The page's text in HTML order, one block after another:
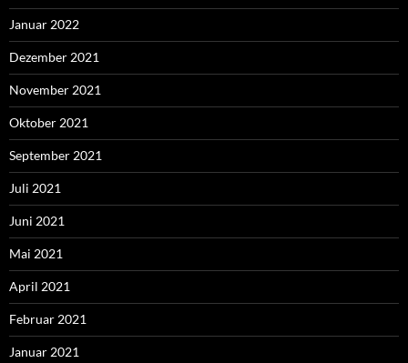
Januar 2022
Dezember 2021
November 2021
Oktober 2021
September 2021
Juli 2021
Juni 2021
Mai 2021
April 2021
Februar 2021
Januar 2021